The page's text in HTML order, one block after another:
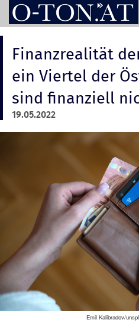
PRESSEMAPPEN
ASSISTENT
Finanzrealität
ein Viertel der
sind finanziell
19.05.2022
Emil Kalibradov/